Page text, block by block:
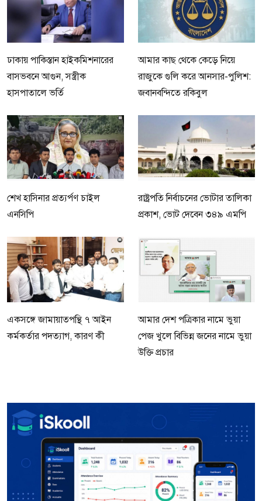
ঢাকায় পাকিস্তান হাইকমিশনারের
বাসভবনে আগুন, সস্ত্রীক
হাসপাতালে ভর্তি
আমার কাছ থেকে কেড়ে নিয়ে
রাজুকে গুলি করে আনসার-পুলিশ:
জবানবন্দিতে রকিবুল
শেখ হাসিনার প্রত্যর্পণ চাইল
এনসিপি
রাষ্ট্রপতি নির্বাচনের ভোটার তালিকা
প্রকাশ, ভোট দেবেন ৩৪৯ এমপি
একসঙ্গে জামায়াতপন্থি ৭ আইন
কর্মকর্তার পদত্যাগ, কারণ কী
আমার দেশ পত্রিকার নামে ভুয়া
পেজ খুলে বিভিন্ন জনের নামে ভুয়া
উক্তি প্রচার